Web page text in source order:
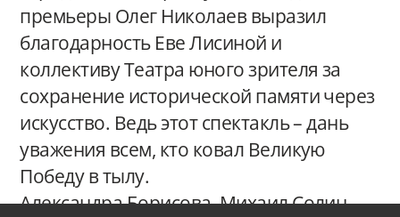
премьеры Олег Николаев выразил
благодарность Еве Лисиной и
коллективу Театра юного зрителя за
сохранение исторической памяти через
искусство. Ведь этот спектакль – дань
уважения всем, кто ковал Великую
Победу в тылу.
Александра Борисова, Михаил Солин